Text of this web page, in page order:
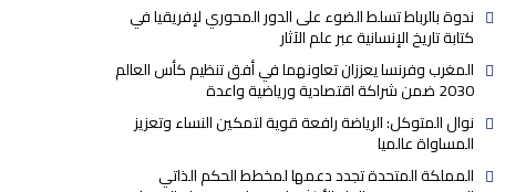
ندوة بالرباط تسلط الضوء على الدور المحوري لإفريقيا في
كتابة تاريخ الإنسانية عبر علم الآثار
المغرب وفرنسا يعززان تعاونهما في أفق تنظيم كأس العالم
2030 ضمن شراكة اقتصادية ورياضية واعدة
نوال المتوكل: الرياضة رافعة قوية لتمكين النساء وتعزيز
المساواة عالميا
المملكة المتحدة تجدد دعمها لمخطط الحكم الذاتي